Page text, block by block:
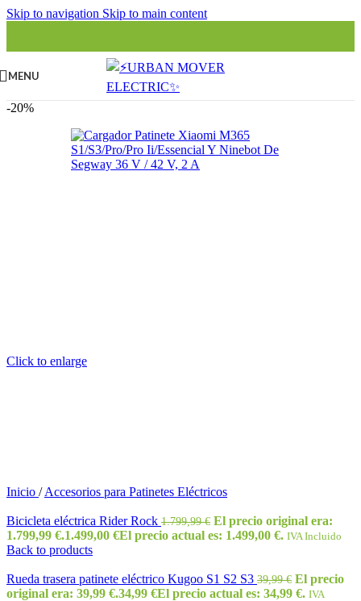
Skip to navigation Skip to main content
MENU
-20%
Click to enlarge
Inicio / Accesorios para Patinetes Eléctricos
Bicicleta eléctrica Rider Rock 1.799,99€ El precio original era:
1.799,99 €.1.499,00 €El precio actual es: 1.499,00 €. IVA Incluido
Back to products
Rueda trasera patinete eléctrico Kugoo S1 S2 S3 39,99€ El precio
original era: 39,99 €.34,99 €El precio actual es: 34,99 €. IVA